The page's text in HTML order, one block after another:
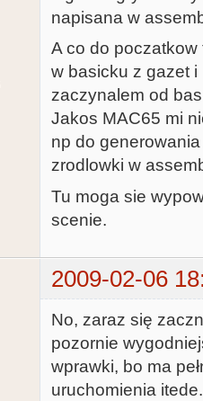
napisana w
A co do
w basicku z gazet
zaczynalem od
Jakos MAC65 mi
np do
zrodlowki w
Tu moga sie
scenie.
2009-02-06
No, zaraz się
pozornie
wprawki, bo ma
uruchomienia